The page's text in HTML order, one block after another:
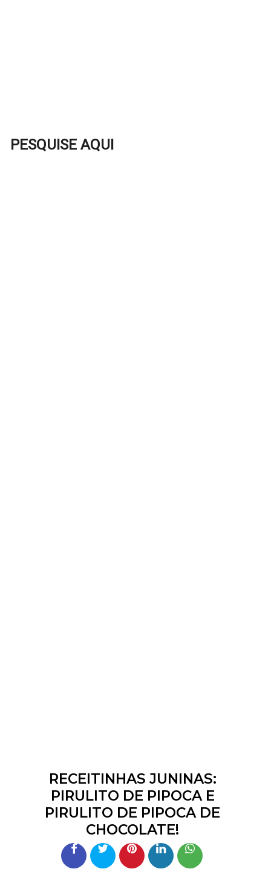
PESQUISE AQUI
RECEITINHAS JUNINAS:
PIRULITO DE PIPOCA E
PIRULITO DE PIPOCA DE
CHOCOLATE!